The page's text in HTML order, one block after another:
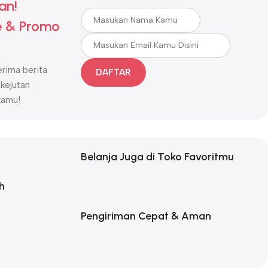
Promo
berita
DAFTAR
Belanja Juga di Toko Favoritmu
Pengiriman Cepat & Aman